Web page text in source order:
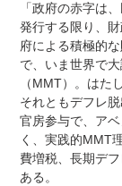
ト
に
商
品
を
追
加
す
る
「政府の赤字は
発行する限り、
府による積極的
で、いま世界で
（MMT）。は
それともデフレ
官房参与で、ア
く、実践的MMT
費増税、長期デ
ある。